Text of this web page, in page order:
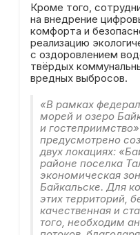
Кроме того,
на внедрение
комфорта и
реализацию
с оздоровлением
твёрдых
вредных выбросов.
«В рамках
морей и озеро
и
предусмотрено
двух локациях:
районе поселка
экономическая
Байкальске. Для
этих территорий,
качественная и
того, необходим